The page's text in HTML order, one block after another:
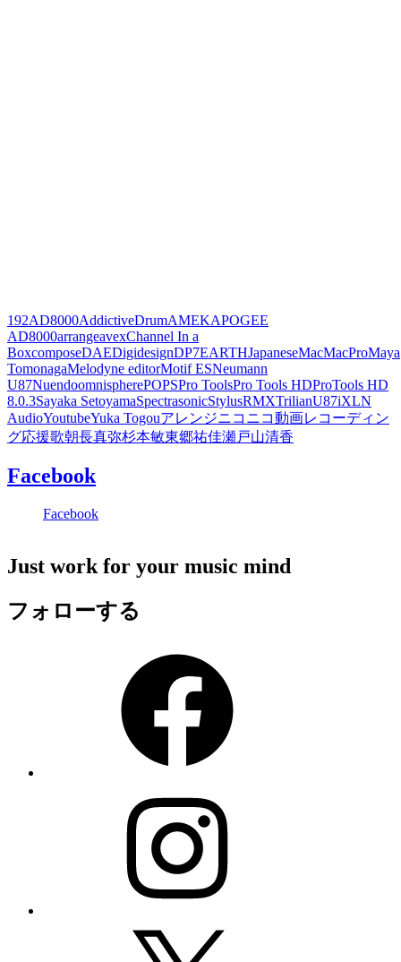
192AD8000AddictiveDrumAMEKAPOGEE
AD8000arrangeavexChannel In a
BoxcomposeDAEDigidesignDP7EARTHJapaneseMacMacProMaya
TomonagaMelodyne editorMotif ESNeumann
U87NuendoomnispherePOPSPro ToolsPro Tools HDProTools HD
8.0.3Sayaka SetoyamaSpectrasonicStylusRMXTrilianU87iXLN
AudioYoutubeYuka Togouアレンジニコニコ動画レコーディン
グ応援歌朝長真弥杉本敏東郷祐佳瀬戸山清香
Facebook
Facebook
Just work for your music mind
フォローする